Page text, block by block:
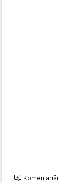
Komentariši